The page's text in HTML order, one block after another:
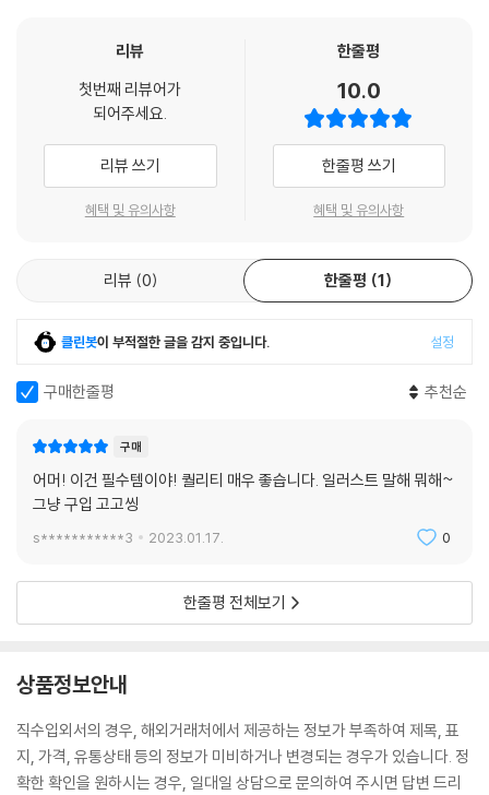
리뷰
첫번째 리뷰어가
되어주세요.
리뷰 쓰기
혜택 및 유의사항
한줄평
10.0
한줄평 쓰기
혜택 및 유의사항
리뷰 0 한줄평 1
클린봇이 부적절한 글을 감지 중입니다. 설정
구매한줄평 추천순
구매
어머! 이건 필수템이야! 퀄리티 매우 좋습니다. 일러스트 말해 뭐해~
그냥 구입 고고씽
s***********3 2023.01.17. 0
한줄평 전체보기
상품정보안내
직수입외서의 경우, 해외거래처에서 제공하는 정보가 부족하여 제목, 표
지, 가격, 유통상태 등의 정보가 미비하거나 변경되는 경우가 있습니다. 정
확한 확인을 원하시는 경우, 일대일 상담으로 문의하여 주시면 답변 드리